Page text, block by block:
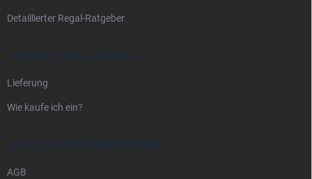
Detaillierter Regal-Ratgeber
VERSAND UND ZAHLUNG
Lieferung
Wie kaufe ich ein?
RECHTLICHE INFORMATIONEN
AGB